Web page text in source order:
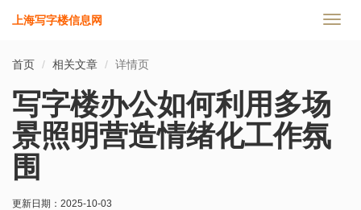
切
上海写字楼信息网
首页 相关文章 详情页
写字楼办公如何利用多场
景照明营造情绪化工作氛
围
更新日期： 2025-10-03